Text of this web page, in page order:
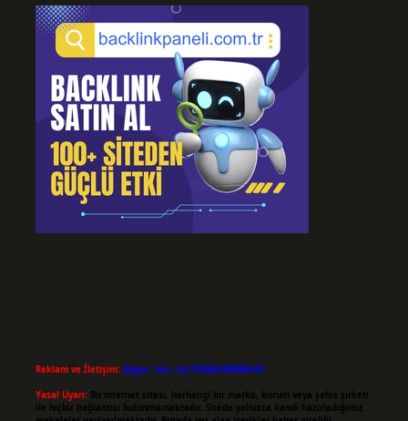
Reklam ve İletişim: Skype: live:.cid.575569c608265c69
Yasal Uyarı: Bu internet sitesi, herhangi bir marka, kurum veya şahıs şirketi
ile hiçbir bağlantısı bulunmamaktadır. Sitede yalnızca kendi hazırladığımız